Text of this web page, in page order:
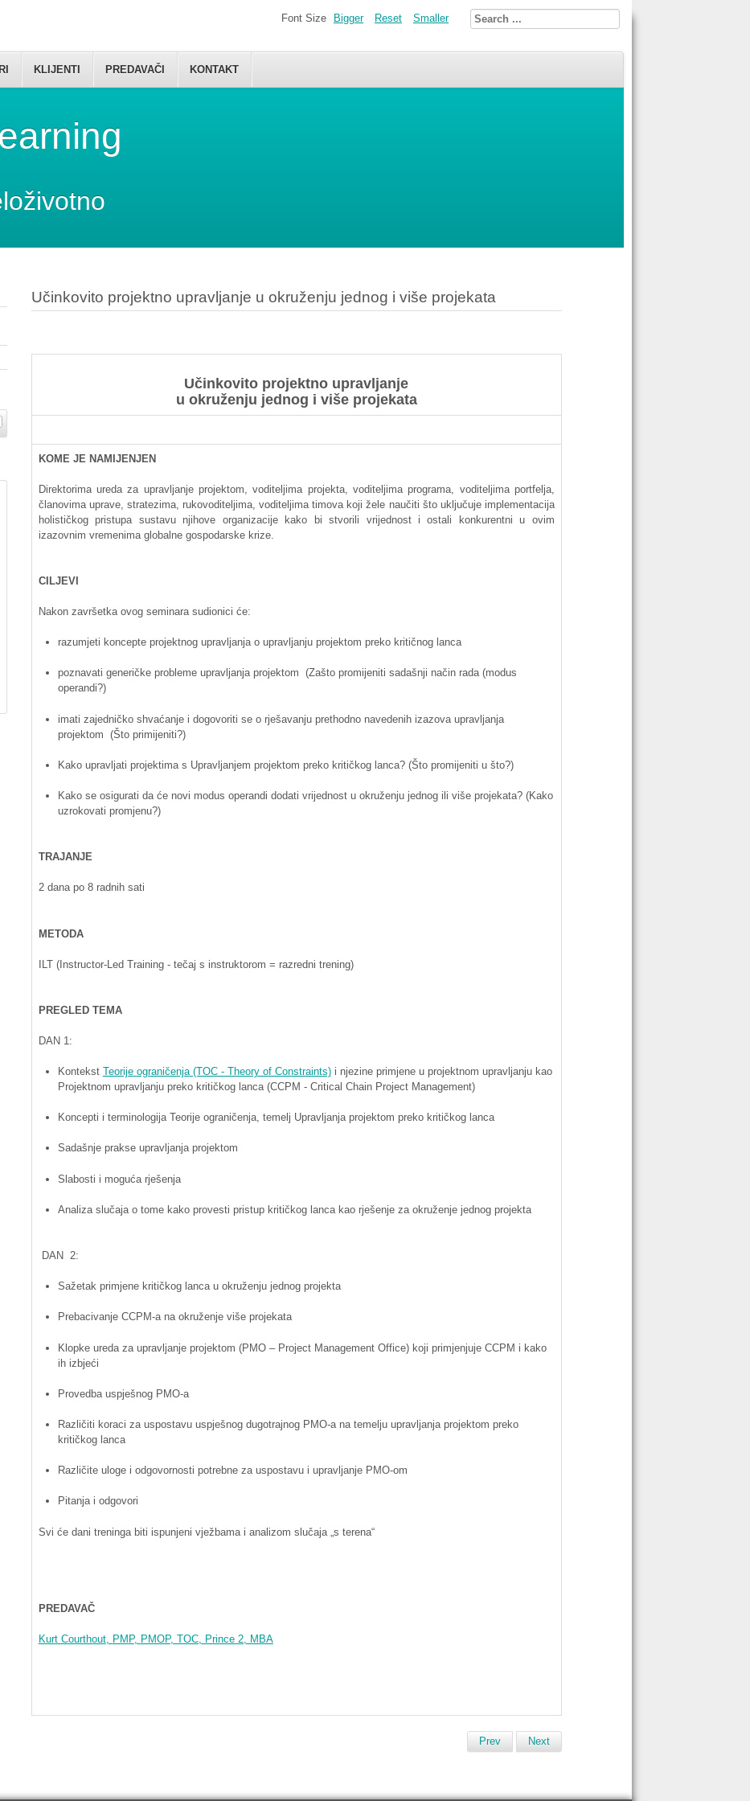
KLIJENTI PREDAVAČI KONTAKT
Font Size Bigger Reset Smaller
Učinkovito projektno upravljanje u okruženju jednog i više projekata
Učinkovito projektno upravljanje
u okruženju jednog i više projekata
KOME JE NAMIJENJEN
Direktorima ureda za upravljanje projektom ,voditeljima projekta, voditeljima programa voditeljima portfelja,
članovima uprave, stratezima, rukovoditeljima ,voditeljima timova koji žele naučiti što uključuje implementacija
holističkog pristupa sustavu njihove organizacije kako bistvorili vrijednostiostali konkurentni u ovim
izazovnim vremenima globalne gospodarske krize.
CILJEVI
Nakon završetka ovog seminara sudionici će:
razumjeti koncepte projektnog upravljanjao upravljanju projektom preko kritičnog lanca
poznavati generičke probleme upravljanja projektom (Zašto promijeniti sadašnji način rada(modus
operandi?)
imati zajedničko shvaćanjei dogovoriti se o rješavanju prethodno navedenih izazova upravljanja
projektom (Što primijeniti?)
Kako upravljati projektimas Upravljanjem projektom preko kritičkog lanca? (Što promijeniti u što?)
Kakose osigurati daće novi modus operandi dodati vrijednostu okruženju jednog ili više projekata? (Kako
uzrokovati promjenu?)
TRAJANJE
2 dana po8 radnih sati
METODA
ILT(Instructor-Led Training - tečaj s instruktorom = razredni trening)
PREGLED TEMA
DAN 1:
Kontekst Teorije ograničenja(TOC - Theory of Constraints)i njezine primjeneu projektnom upravljanju kao
Projektnom upravljanju preko kritičkog lanca(CCPM - Critical Chain Project Management)
Koncepti i terminologija Teorije ograničenja, temelj Upravljanja projektom preko kritičkog lanca
Sadašnje prakse upravljanja projektom
Slabosti i moguća rješenja
Analiza slučajao tome kako provesti pristup kritičkog lanca kao rješenje za okruženje jednog projekta
DAN 2:
Sažetak primjene kritičkog lancau okruženju jednog projekta
Prebacivanje CCPM-a na okruženjeviše projekata
Klopke ureda za upravljanje projektom (PMO– Project Management Office) koji primjenjuje CCPM i kako
ih izbjeći
Provedba uspješnog PMO-a
Različiti koraci za uspostavu uspješnog dugotrajnog PMO-a na temelju upravljanja projektom preko
kritičkog lanca
Različite ulogei odgovornosti potrebne za uspostavui upravljanje PMO-om
Pitanjai odgovori
Svi će dani treninga biti ispunjeni vježbamai analizom slučaja„s terena“
PREDAVAČ
Kurt Courthout, PMP, PMOP, TOC, Prince 2, MBA
Prev Next